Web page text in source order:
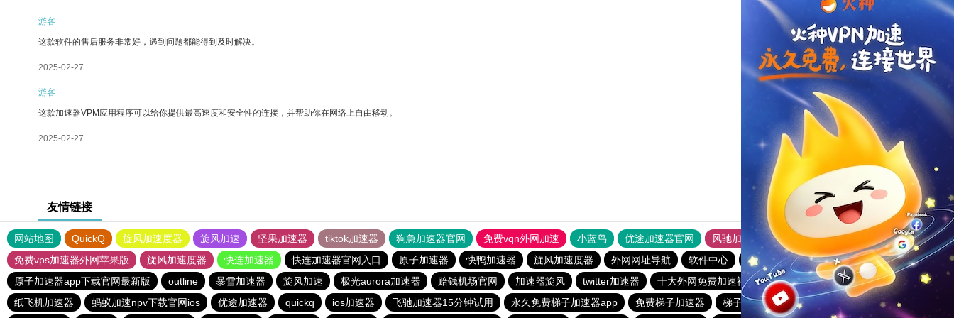
游客
这款软件的售后服务非常好，遇到问题都能得到及时解决。
2025-02-27 支持[0] 反对[0]
游客
这款加速器VPM应用程序可以给你提供最高速度和安全性的连接，并帮助你在网络上自由移动。
2025-02-27 支持[0] 反对[0]
友情链接
网站地图 QuickQ 旋风加速度器 旋风加速 坚果加速器 tiktok加速器 狗急加速器官网 免费vqn外网加速 小蓝鸟 优途加速器官网 风驰加速器
旋风加速器
免费vps加速器外网苹果版
旋风加速度器 快连加速器 快连加速器官网入口 原子加速器 快鸭加速器 旋风加速度器 外网网址导航 软件中心 雷霆加速 狂飙加速器
哔咔漫画
原子加速器app下载官网最新版
outline 暴雪加速器 旋风加速 极光aurora加速器 赔钱机场官网 加速器旋风 twitter加速器 十大外网免费加速神器 快鸭加速器app
猴王加速器
纸飞机加速器
蚂蚁加速npv下载官网ios 优途加速器 quickq ios加速器 飞驰加速器15分钟试用 永久免费梯子加速器app 免费梯子加速器 梯子软件免费 夏时国际加速器
outline